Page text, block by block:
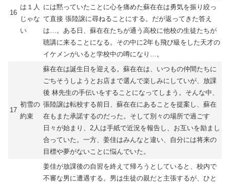
16
は１人
じゃな
い
には黙っていたことに心を痛めた蘇在在は勇気を振り絞っ
て直接 張陸譲に尋ねることにする。だが返ってきた答え
は…。ある日、蘇在在たちが通う高校に他校の生徒たちが
聴講に来ることになる。その中に2年も飛び級をした天才の
イケメンがいると学校中の噂になり…。
17
初雪の
約束
蘇在在は誕生日を迎える。蘇在在は、いつもの仲間たちに
ごちそうしようとお店まで選んで楽しみにしていが、放課
後 林先生の手伝いをすることになってしまう。そんな中、
張陸譲は転校する前日、蘇在在にあることを提案し、蘇在
在もまた承諾するのだった。そして別々の場所で過ごす
日々が始まり、2人は手紙で近況を報告し、お互いを励まし
合っていた。一方、姜佳はみんなと違い、自分には将来の
目標や夢がないことに悩んでいた。
姜佳が放課後の自習を終えて帰ろうとしていると、校内で
不審な男に遭遇する。男は生徒の親だと主張するが、ひと